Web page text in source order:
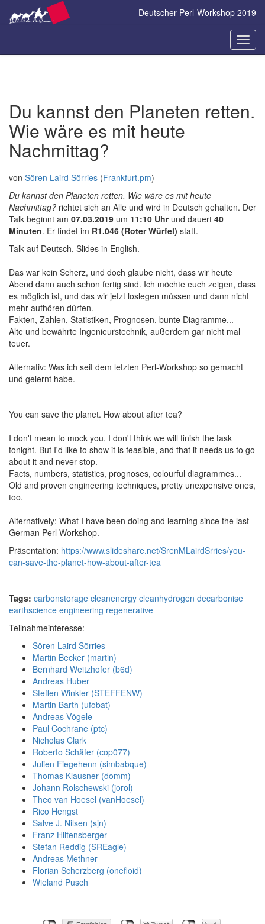
Inhalt
springen
Deutscher Perl-Workshop 2019
ein-/
Du kannst den Planeten retten.
Wie wäre es mit heute
Nachmittag?
von Sören Laird Sörries (Frankfurt.pm)
Du kannst den Planeten retten. Wie wäre es mit heute
Nachmittag? richtet sich an Alle und wird in Deutsch gehalten. Der
Talk beginnt am 07.03.2019 um 11:10 Uhrund dauert 40
Minuten. Er findet im R1.046 (Roter Würfel) statt.
Talk auf Deutsch, Slides in English.
Das war kein Scherz, und doch glaube nicht, dass wir heute
Abend dann auch schon fertig sind. Ich möchte euch zeigen, dass
es möglich ist, und das wir jetzt loslegen müssen und dann nicht
mehr aufhören dürfen.
Fakten, Zahlen, Statistiken, Prognosen, bunte Diagramme...
Alte und bewährte Ingenieurstechnik, außerdem gar nicht mal
teuer.
Alternativ: Was ich seit dem letzten Perl-Workshop so gemacht
und gelernt habe.
You can save the planet. How about after tea?
I don't mean to mock you, I don't think we will finish the task
tonight. But I'd like to show it is feasible, and that it needs us to go
about it and never stop.
Facts, numbers, statistics, prognoses, colourful diagrammes...
Old and proven engineering techniques, pretty unexpensive ones,
too.
Alternatively: What I have been doing and learning since the last
German Perl Workshop.
Präsentation: https://www.slideshare.net/SrenMLairdSrries/you-
can-save-the-planet-how-about-after-tea
Tags: carbonstorage cleanenergy cleanhydrogen decarbonise
earthscience engineering regenerative
Teilnahmeinteresse:
Sören Laird Sörries
Martin Becker (‎martin‎)
Bernhard Weitzhofer (‎b6d‎)
Andreas Huber
Steffen Winkler (‎STEFFENW‎)
Martin Barth (‎ufobat‎)
Andreas Vögele
Paul Cochrane (‎ptc‎)
Nicholas Clark
Roberto Schäfer (‎cop077‎)
Julien Fiegehenn (‎simbabque‎)
Thomas Klausner (‎domm‎)
Johann Rolschewski (‎jorol‎)
Theo van Hoesel (‎vanHoesel‎)
Rico Hengst
Salve J. Nilsen (‎sjn‎)
Franz Hiltensberger
Stefan Reddig (‎SREagle‎)
Andreas Methner
Florian Scherzberg (‎onefloid‎)
Wieland Pusch